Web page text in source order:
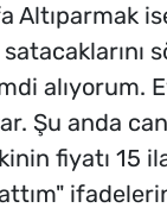
Altıparmak
alıyorum.
Şu anda
fiyatı 15